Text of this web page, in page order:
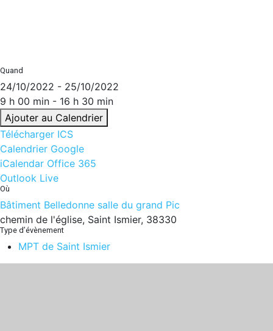
Quand
24/10/2022 - 25/10/2022
9 h 00 min - 16 h 30 min
Ajouter au Calendrier
Télécharger ICS
Calendrier Google
iCalendar Office 365
Outlook Live
Où
Bâtiment Belledonne salle du grand Pic
chemin de l'église, Saint Ismier, 38330
Type d’évènement
MPT de Saint Ismier